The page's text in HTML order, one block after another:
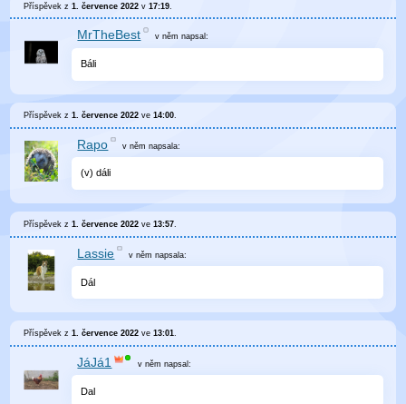
Příspěvek z1. července 2022 v17:19
MrTheBest v němnapsal:
Báli
Příspěvek z1. července 2022 ve14:00
Rapo v němnapsala:
(v) dáli
Příspěvek z1. července 2022 ve13:57.
Lassie v němnapsala:
Dál
Příspěvek z1. července 2022 ve13:01.
JáJá1 v něm napsal:
Dal